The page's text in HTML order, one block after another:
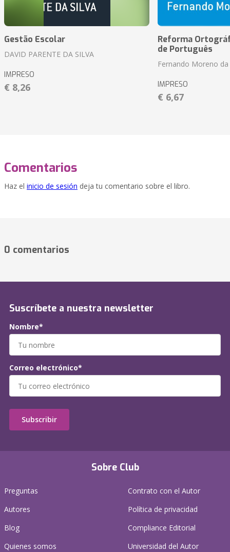
Gestão Escolar
DAVID PARENTE DA SILVA
IMPRESO
€ 8,26
Reforma
de Português
Fernando Moreno da
IMPRESO
€ 6,67
Comentarios
Haz el inicio de sesión deja tu comentario sobre el libro.
0 comentarios
Sobre Club
Preguntas
Autores
Blog
Quienes somos
Contrato con el Autor
Política de privacidad
Compliance Editorial
Universidad del Autor
Suscríbete a nuestra newsletter
Nombre*
Correo electrónico*
Subscribir